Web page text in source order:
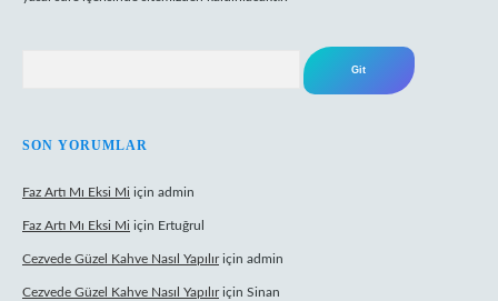
SON YORUMLAR
Faz Artı Mı Eksi Mi için admin
Faz Artı Mı Eksi Mi için Ertuğrul
Cezvede Güzel Kahve Nasıl Yapılıriçin admin
Cezvede Güzel Kahve Nasıl Yapılıriçin Sinan